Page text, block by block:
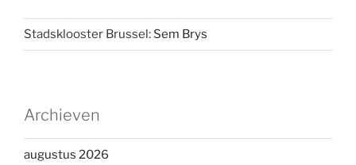
Stadsklooster Brussel: Sem Brys
Archieven
augustus 2026